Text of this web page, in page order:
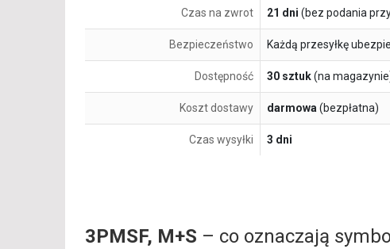
Czas na zwrot 21 dni (bez podania
Bezpieczeństwo Każdą przesyłkę
Dostępność 30 sztuk(na
Koszt dostawy darmowa(bezpłatna)
Czas wysyłki 3 dni
3PMSF, M+S – co oznaczają